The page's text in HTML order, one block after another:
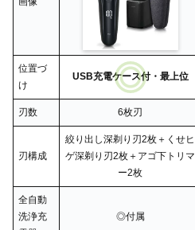
位置づ
け
USB充電ケース付・最上位
刃数 6枚刃
刃構成
絞り出し深剃り刃2枚＋くせヒ
ゲ深剃り刃2枚＋アゴ下トリマ
ー2枚
全自動
洗浄充
◎付属